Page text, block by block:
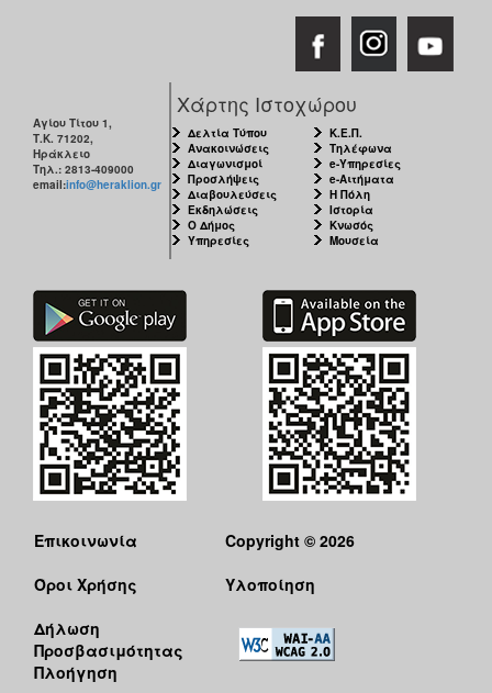
Αγίου Τίτου 1,
Τ.Κ. 71202,
Ηράκλειο
Τηλ.: 2813-409000
email:info@heraklion.gr
Χάρτης Ιστοχώρου
Δελτία Τύπου
Ανακοινώσεις
Διαγωνισμοί
Προσλήψεις
Διαβουλεύσεις
Εκδηλώσεις
Ο Δήμος
Υπηρεσίες
Κ.Ε.Π.
Τηλέφωνα
e-Υπηρεσίες
e-Αιτήματα
Η Πόλη
Ιστορία
Κνωσός
Μουσεία
Επικοινωνία
Όροι Χρήσης
Δήλωση
Προσβασιμότητας
Πλοήγηση
Copyright © 2026
Υλοποίηση